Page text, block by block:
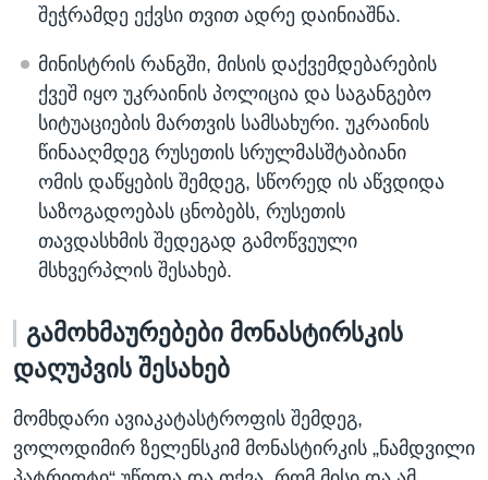
შეჭრამდე ექვსი თვით ადრე დაინიაშნა.
მინისტრის რანგში, მისის დაქვემდებარების
ქვეშ იყო უკრაინის პოლიცია და საგანგებო
სიტუაციების მართვის სამსახური. უკრაინის
წინააღმდეგ რუსეთის სრულმასშტაბიანი
ომის დაწყების შემდეგ, სწორედ ის აწვდიდა
საზოგადოებას ცნობებს, რუსეთის
თავდასხმის შედეგად გამოწვეული
მსხვერპლის შესახებ.
გამოხმაურებები მონასტირსკის
დაღუპვის შესახებ
მომხდარი ავიაკატასტროფის შემდეგ,
ვოლოდიმირ ზელენსკიმ მონასტირკის „ნამდვილი